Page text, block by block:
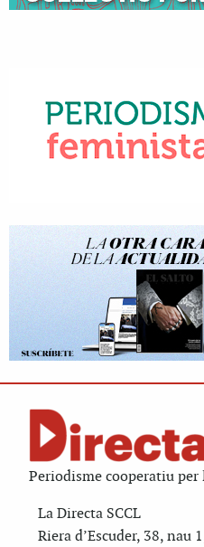
Periodisme cooperatiu
La Directa SCCL
Riera d’Escuder, 38, nau